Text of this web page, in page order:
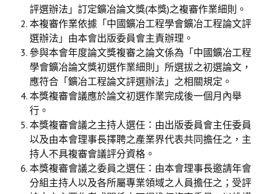
理事長的話
學會會史
學會會歌
學會會址沿革
學會組織與架構
架構圖
理監事會
評選辦法」訂定鑛冶論文獎(本獎)之複審作業細則。
本複審作業依據「中國鑛冶工程學會鑛冶工程論文評
選辦法」由本會出版委員會主責辦理。
參與本會年度論文獎複審之論文係為「中國鑛冶工程
學會鑛冶論文獎初選作業細則」所選拔之初選論文，
應符合「鑛冶工程論文評選辦法」之相關規定。
本獎複審會議應於論文初選作業完成後一個月內舉
行。
本獎複審會議之主持人選任：由出版委員會主任委員
以及由本會理事長擇聘之產業界代表共同擔任之，主
持人不具複審會議評分資格。
本獎複審會議之委員之選任：由本會理事長邀請年會
分組主持人以及各所屬專業領域之人員擔任之；受評